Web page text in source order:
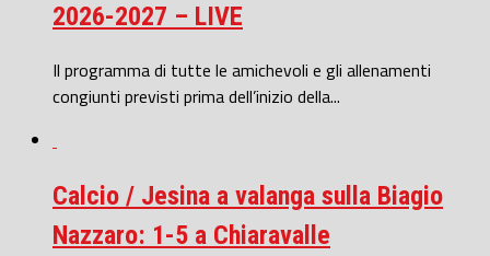
2026-2027 – LIVE
Il programma di tutte le amichevoli e gli allenamenti
congiunti previsti prima dell’inizio della...
Calcio / Jesina a valanga sulla Biagio
Nazzaro: 1-5 a Chiaravalle